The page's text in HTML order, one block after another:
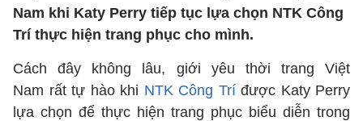
Nam khi Katy Perry tiếp tục lựa chọn NTK Công
Trí thực hiện trang phục cho mình.
Cách đây không lâu, giới yêu thời trang Việt
Nam rất tự hào khi NTK Công Trí được Katy Perry
lựa chọn để thực hiện trang phục biểu diễn trong